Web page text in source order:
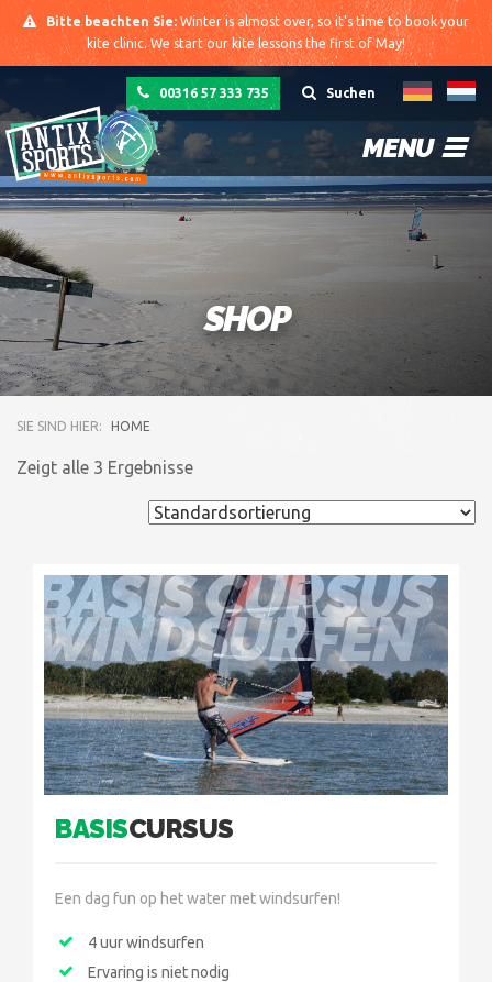
Bitte beachten Sie: Winter is almost over, so it's time to book your
kite clinic. We start our kite lessons the first of May!
Suchen
00316 57 333 735
MENU
SHOP
SIE SIND HIER: HOME
Zeigt alle 3 Ergebnisse
BASIS CURSUS
WINDSURFEN
BASISCURSUS
Een dag fun op het water met windsurfen!
4 uur windsurfen
Ervaring is niet nodig